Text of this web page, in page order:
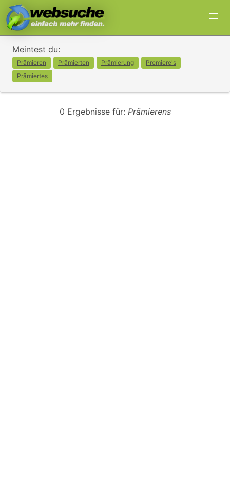
Meintest du:
Prämieren Prämierten Prämierung
Premiere's
Prämiertes
0 Ergebnisse für: Prämierens